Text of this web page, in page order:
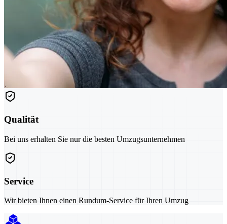
Qualität
Bei uns erhalten Sie nur die besten Umzugsunternehmen
Service
Wir bieten Ihnen einen Rundum-Service für Ihren Umzug